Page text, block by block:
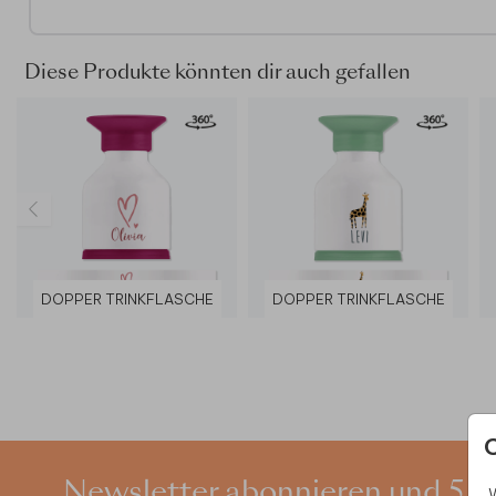
- Maße der Flasche: Durchmesser 6 cm, Höhe 19 cm
- Spülmaschinenfest bis 65 °C
Diese Produkte könnten dir auch gefallen
DOPPER TRINKFLASCHE DOPPER TRINKFLASCHE